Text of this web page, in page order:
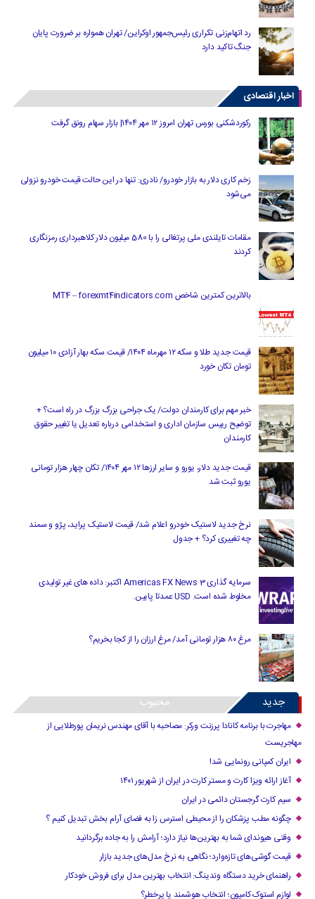
رد اتهام‌زنی تکراری رئیس‌جمهور اوکراین/ تهران همواره بر ضرورت پایان
جنگ تاکید دارد
اخبار اقتصادی
رکوردشکنی بورس تهران امروز ۱۲ مهر ۱۴۰۴| بازار سهام رونق گرفت
زخم کاری دلار به بازار خودرو/ نادری: تنها در این حالت قیمت خودرو نزولی
می‌شود
مقامات تایلندی ملی پرتغالی را با 580 میلیون دلار کلاهبرداری رمزنگاری
کردند
بالاترین کمترین شاخص MT4 – forexmt4indicators.com
قیمت جدید طلا و سکه ۱۲ مهرماه ۱۴۰۴/ قیمت سکه بهار آزادی ۱۰ میلیون
تومان تکان خورد
خبر مهم برای کارمندان دولت/ یک جراحی بزرگ بزرگ در راه است؟ +
توضیح رییس سازمان اداری و استخدامی درباره تعدیل یا تغییر حقوق
کارمندان
قیمت جدید دلار، یورو و سایر ارزها ۱۲ مهر ۱۴۰۴/ تکان چهار هزار تومانی
یورو ثبت شد
نرخ جدید لاستیک خودرو اعلام شد/ قیمت لاستیک پراید، پژو و سمند
چه تغییری کرد؟ + جدول
سرمایه گذاری Americas FX News 3 اکتبر: داده های غیر تولیدی
مخلوط شده است. USD عمدتا پایین.
مرغ ۸۰ هزار تومانی آمد/ مرغ ارزان را از کجا بخریم؟
جدید محبوب
مهاجرت با برنامه کانادا پرزنت ورکر: مصاحبه با آقای مهندس نریمان پورطلایی از
مهاجریست
ایران کمپانی رونمایی شد!
آغاز ارائه ویزا کارت و مستر کارت در ایران از شهریور ۱۴۰۱
سیم کارت گرجستان دائمی در ایران
چگونه مطب پزشکان را از محیطی استرس زا به فضای آرام بخش تبدیل کنیم ؟
وقتی هیوندای شما به بهترین‌ها نیاز دارد؛ آرامش را به جاده برگردانید
قیمت گوشی‌های تازه‌وارد؛ نگاهی به نرخ مدل‌های جدید بازار
راهنمای خرید دستگاه وندینگ: انتخاب بهترین مدل برای فروش خودکار
لوازم استوک کامیون؛ انتخاب هوشمند یا پرخطر؟